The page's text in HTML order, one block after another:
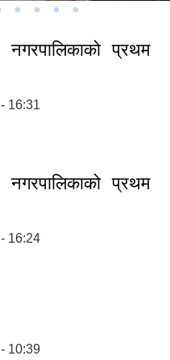
प्रथम
16:31
प्रथम
16:24
10:39